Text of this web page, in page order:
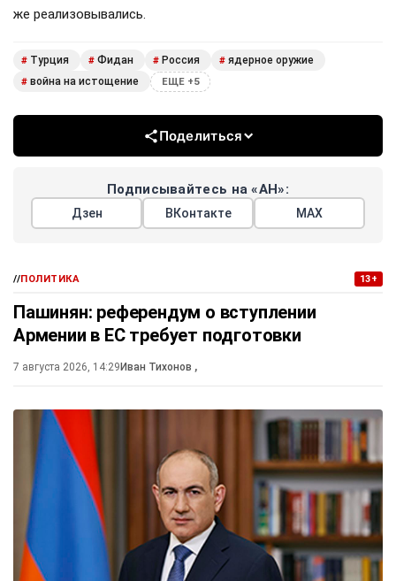
же реализовывались.
# Турция # Фидан # Россия # ядерное оружие
# война на истощение ЕЩЕ +5
Поделиться
Подписывайтесь на «АН»:
Дзен ВКонтакте МАХ
//ПОЛИТИКА 13+
Пашинян: референдум о вступлении
Армении в ЕС требует подготовки
7 августа 2026, 14:29 Иван Тихонов ,